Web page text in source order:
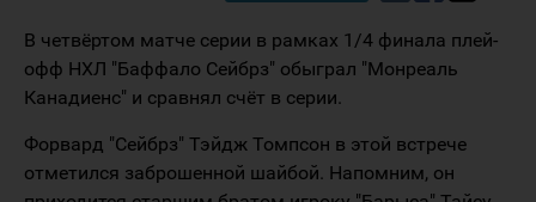
В четвёртом матче серии в рамках 1/4 финала плей-
офф НХЛ "Баффало Сейбрз" обыграл "Монреаль
Канадиенс" и сравнял счёт в серии.
Форвард "Сейбрз" Тэйдж Томпсон в этой встрече
отметился заброшенной шайбой. Напомним, он